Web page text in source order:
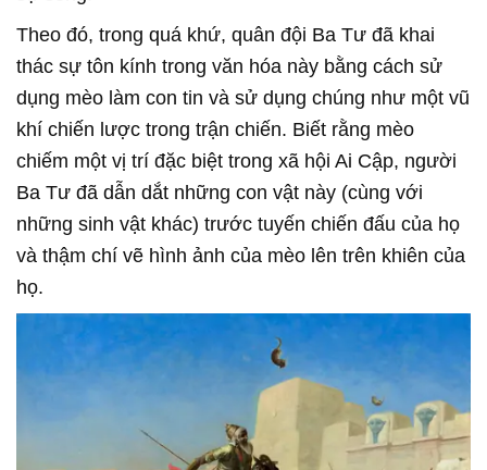
Theo đó, trong quá khứ, quân đội Ba Tư đã khai
thác sự tôn kính trong văn hóa này bằng cách sử
dụng mèo làm con tin và sử dụng chúng như một vũ
khí chiến lược trong trận chiến. Biết rằng mèo
chiếm một vị trí đặc biệt trong xã hội Ai Cập, người
Ba Tư đã dẫn dắt những con vật này (cùng với
những sinh vật khác) trước tuyến chiến đấu của họ
và thậm chí vẽ hình ảnh của mèo lên trên khiên của
họ.